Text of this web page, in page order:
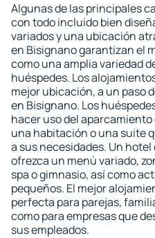
Algunas de las principales
con todo incluido bien
variados y una ubicación
en Bisignano garantizan el
como una amplia variedad
huéspedes. Los
mejor ubicación, a un paso
en Bisignano. Los
hacer uso del
una habitación o una suite
a sus necesidades. Un
ofrezca un menú variado,
spa o gimnasio, así como
pequeños. El mejor
perfecta para parejas,
como para empresas que
sus empleados.